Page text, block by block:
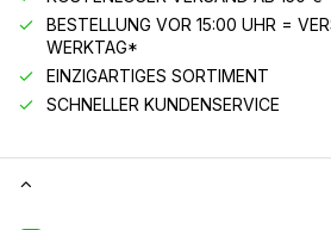
BESTELLUNG VOR 15:00 UHR =
WERKTAG*
EINZIGARTIGES SORTIMENT
SCHNELLER KUNDENSERVICE